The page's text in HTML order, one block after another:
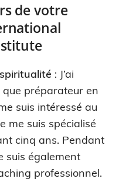
de votre
: J’ai
préparateur en
suis intéressé au
me suis spécialisé
cinq ans. Pendant
suis également
professionnel.